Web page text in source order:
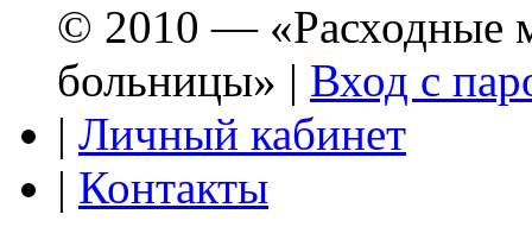
© 2010 — «Расходные
больницы» | Вход с
| Личный кабинет
| Контакты